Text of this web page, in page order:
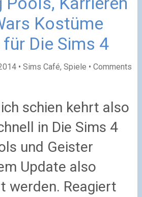
Kostüme
Die Sims 4
• Sims Café, Spiele • Comments
schien kehrt also
in Die Sims 4
und Geister
Update also
werden. Reagiert